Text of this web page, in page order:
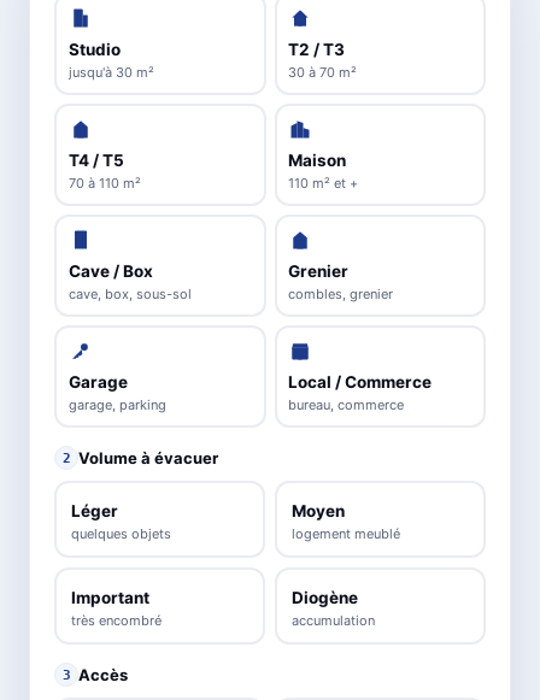
Studio
jusqu'à 30 m²
T2 / T3
30 à 70 m²
T4 / T5
70 à 110 m²
Maison
110 m² et +
Cave / Box
cave, box, sous-sol
Grenier
combles, grenier
Garage
garage, parking
Local / Commerce
bureau, commerce
2 Volume à évacuer
Léger
quelques objets
Moyen
logement meublé
Important
très encombré
Diogène
accumulation
3 Accès